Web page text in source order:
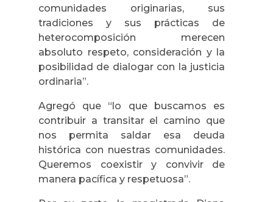
comunidades originarias, sus
tradiciones y sus prácticas de
heterocomposición merecen
absoluto respeto, consideración y la
posibilidad de dialogar con la justicia
ordinaria”.
Agregó que “lo que buscamos es
contribuir a transitar el camino que
nos permita saldar esa deuda
histórica con nuestras comunidades.
Queremos coexistir y convivir de
manera pacífica y respetuosa”.